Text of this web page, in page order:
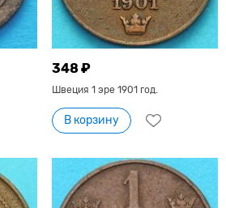
348 ₽
Швеция 1 эре 1901 год.
В корзину